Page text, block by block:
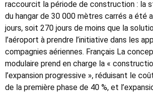
raccourcit la période de construction : la
du hangar de 30 000 mètres carrés a été
jours, soit 270 jours de moins que la
l’aéroport à prendre l’initiative dans les
compagnies aériennes. Français La
modulaire prend en charge la «
l’expansion progressive », réduisant le
de la première phase de 40 %, et